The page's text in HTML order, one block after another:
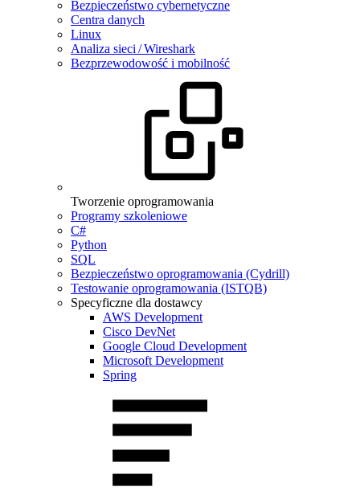
Bezpieczeństwo cybernetyczne
Centra danych
Linux
Analiza sieci / Wireshark
Bezprzewodowość i mobilność
Tworzenie oprogramowania
Programy szkoleniowe
C#
Python
SQL
Bezpieczeństwo oprogramowania (Cydrill)
Testowanie oprogramowania (ISTQB)
Specyficzne dla dostawcy
AWS Development
Cisco DevNet
Google Cloud Development
Microsoft Development
Spring